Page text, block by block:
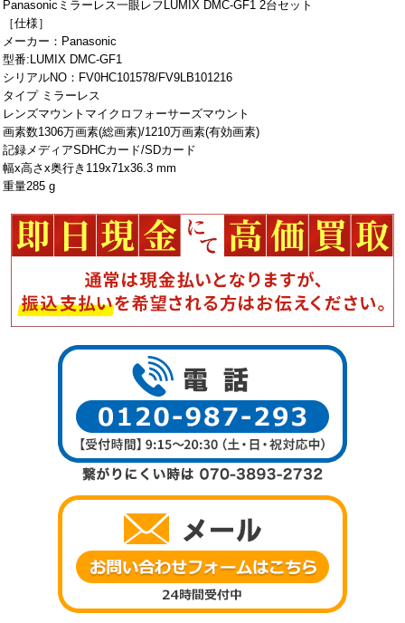
Panasonicミラーレス一眼レフLUMIX DMC-GF1 2台セット
［仕様］
メーカー：Panasonic
型番:LUMIX DMC-GF1
シリアルNO：FV0HC101578/FV9LB101216
タイプ ミラーレス
レンズマウントマイクロフォーサーズマウント
画素数1306万画素(総画素)/1210万画素(有効画素)
記録メディアSDHCカード/SDカード
幅x高さx奥行き119x71x36.3 mm
重量285 g